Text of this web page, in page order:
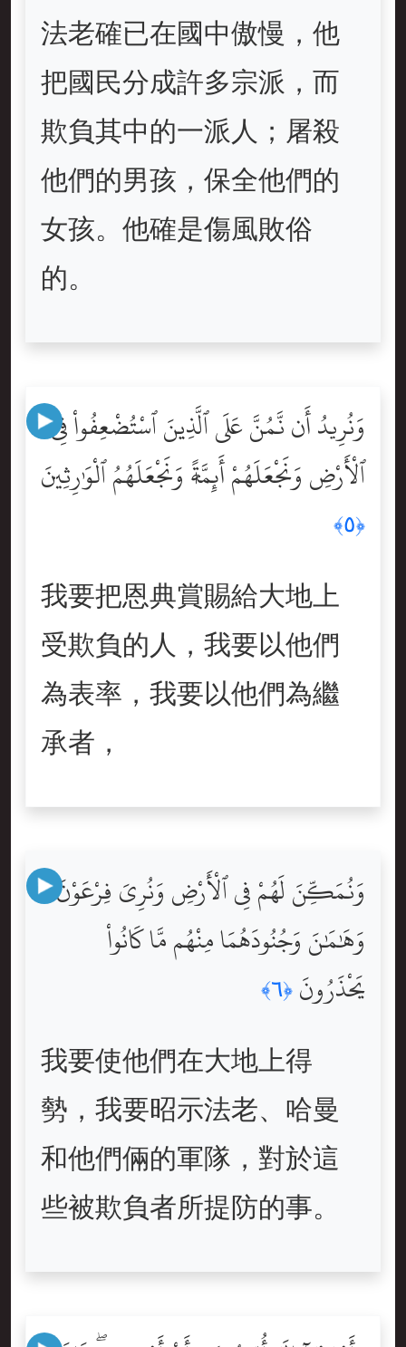
法老確已在國中傲慢，他
把國民分成許多宗派，而
欺負其中的一派人；屠殺
他們的男孩，保全他們的
女孩。他確是傷風敗俗
的。
وَنُرِيدُ أَن نَّمُنَّ عَلَى ٱلَّذِينَ ٱسْتُضْعِفُواْ فِى
ٱلْأَرْضِ وَنَجْعَلَهُمْ أَئِمَّةًۭ وَنَجْعَلَهُمُ ٱلْوَٰرِثِينَ
﴿٥﴾
我要把恩典賞賜給大地上
受欺負的人，我要以他們
為表率，我要以他們為繼
承者，
وَنُمَكِّنَ لَهُمْ فِى ٱلْأَرْضِ وَنُرِىَ فِرْعَوْنَ
وَهَٰمَٰنَ وَجُنُودَهُمَا مِنْهُم مَّا كَانُواْ
يَحْذَرُونَ ﴿٦﴾
我要使他們在大地上得
勢，我要昭示法老、哈曼
和他們倆的軍隊，對於這
些被欺負者所提防的事。